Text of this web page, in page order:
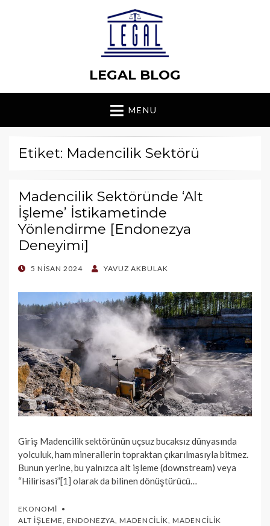
LEGAL BLOG
MENU
Etiket: Madencilik Sektörü
Madencilik Sektöründe ‘Alt
İşleme’ İstikametinde
Yönlendirme [Endonezya
Deneyimi]
POSTED
5 NISAN 2024 YAVUZ AKBULAK
Giriş Madencilik sektörünün uçsuz bucaksız dünyasında
yolculuk, ham minerallerin topraktan çıkarılmasıyla bitmez.
Bunun yerine, bu yalnızca alt işleme (downstream) veya
“Hilirisasi”[1] olarak da bilinen dönüştürücü…
EKONOMI
ALT İŞLEME, ENDONEZYA, MADENCILIK, MADENCILIK